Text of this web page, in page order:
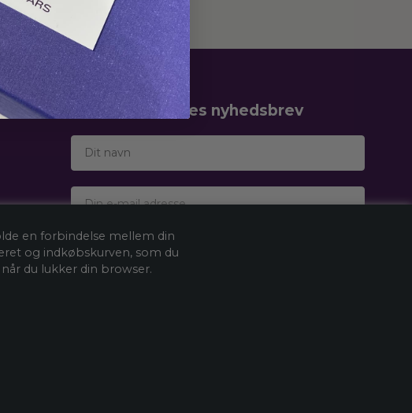
en forbindelse mellem din
og indkøbskurven, som du
du lukker din browser.
Tilmeld dig vores nyhedsbrev
Dit navn
Email
Tilmeld mig nyhedsbrevet